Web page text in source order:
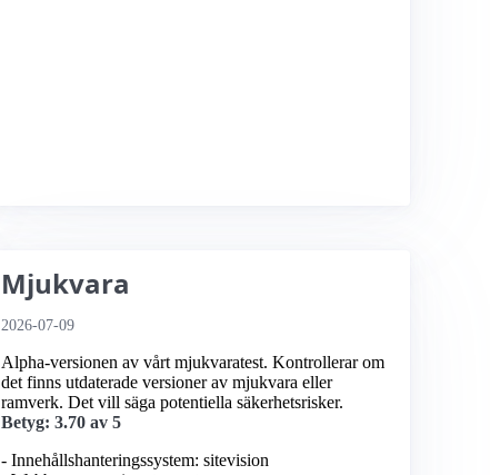
Mjukvara
2026-07-09
Alpha-versionen av vårt mjukvaratest. Kontrollerar om
det finns utdaterade versioner av mjukvara eller
ramverk. Det vill säga potentiella säkerhetsrisker.
Betyg: 3.70 av 5
- Innehållshanteringssystem: sitevision